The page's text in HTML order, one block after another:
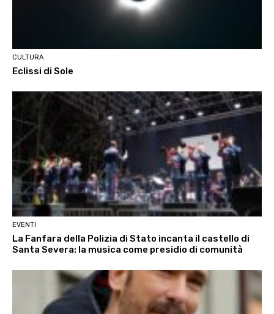
CULTURA
Eclissi di Sole
EVENTI
La Fanfara della Polizia di Stato incanta il castello di
Santa Severa: la musica come presidio di comunità